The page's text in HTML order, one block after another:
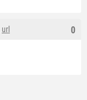
0
url